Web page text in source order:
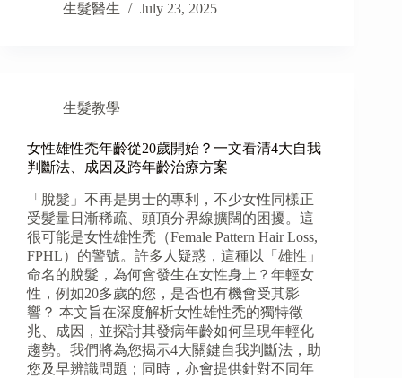
生髮醫生
July 23, 2025
生髮教學
女性雄性禿年齡從20歲開始？一文看清4大自我
判斷法、成因及跨年齡治療方案
「脫髮」不再是男士的專利，不少女性同樣正
受髮量日漸稀疏、頭頂分界線擴闊的困擾。這
很可能是女性雄性禿（Female Pattern Hair Loss,
FPHL）的警號。許多人疑惑，這種以「雄性」
命名的脫髮，為何會發生在女性身上？年輕女
性，例如20多歲的您，是否也有機會受其影
響？ 本文旨在深度解析女性雄性禿的獨特徵
兆、成因，並探討其發病年齡如何呈現年輕化
趨勢。我們將為您揭示4大關鍵自我判斷法，助
您及早辨識問題；同時，亦會提供針對不同年